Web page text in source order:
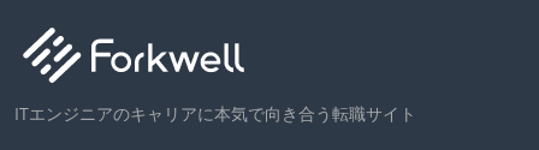
ITエンジニアのキャリアに本気で向き合う転職サイト